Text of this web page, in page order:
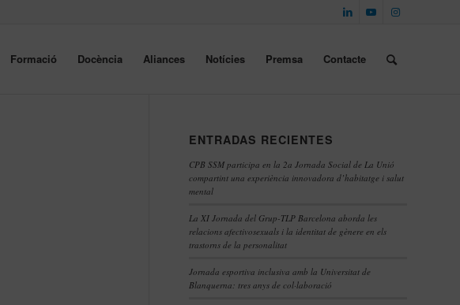
Formació Docència Aliances Notícies Premsa Contacte
ENTRADAS RECIENTES
CPB SSM participa en la 2a Jornada Social de La Unió
compartint una experiència innovadora d’habitatge i salut
mental
La XI Jornada del Grup-TLP Barcelona aborda les
relacions afectivosexuals i la identitat de gènere en els
trastorns de la personalitat
Jornada esportiva inclusiva amb la Universitat de
Blanquerna: tres anys de col·laboració